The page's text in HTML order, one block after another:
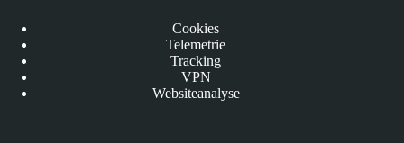
Cookies
Telemetrie
Tracking
VPN
Websiteanalyse